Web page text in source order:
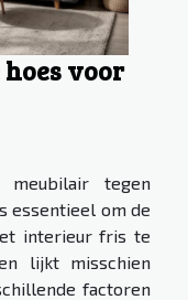
hoes voor
tegen
essentieel om de
interieur fris te
lijkt misschien
factoren